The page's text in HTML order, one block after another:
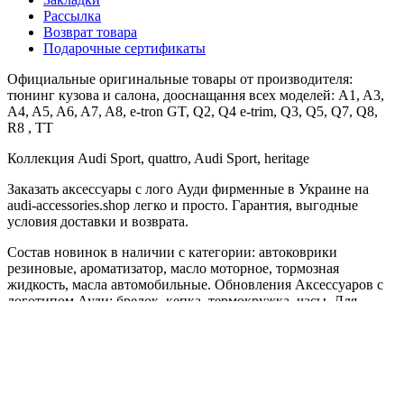
Рассылка
Возврат товара
Подарочные сертификаты
Официальные оригинальные товары от производителя:
тюнинг кузова и салона, дооснащання всех моделей: A1, A3,
A4, A5, A6, A7, A8, e-tron GT, Q2, Q4 e-trim, Q3, Q5, Q7, Q8,
R8 , TT
Коллекция Audi Sport, quattro, Audi Sport, heritage
Заказать аксессуары с лого Ауди фирменные в Украине на
audi-accessories.shop легко и просто. Гарантия, выгодные
условия доставки и возврата.
Состав новинок в наличии с категории: автоковрики
резиновые, ароматизатор, масло моторное, тормозная
жидкость, масла автомобильные. Обновления Аксессуаров с
логотипом Ауди: брелок, кепка, термокружка, часы. Для